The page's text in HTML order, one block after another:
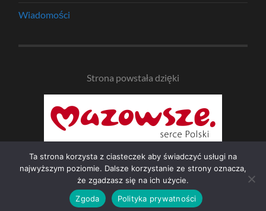
Wiadomości
Strona powstała dzięki
© 2026 NAD BZURĄ —UP ↑
Ta strona korzysta z ciasteczek aby świadczyć usługi na
najwyższym poziomie. Dalsze korzystanie ze strony oznacza,
że zgadzasz się na ich użycie.
Zgoda
Polityka prywatności